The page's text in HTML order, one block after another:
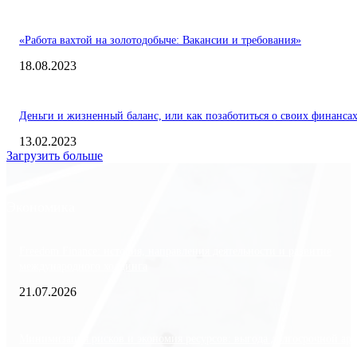
«Работа вахтой на золотодобыче: Вакансии и требования»
18.08.2023
Деньги и жизненный баланс, или как позаботиться о своих финансах
13.02.2023
Загрузить больше
21.07.2026